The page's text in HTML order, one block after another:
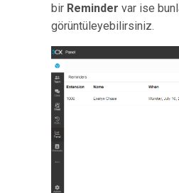
bir Reminder var ise
görüntüleyebilirsiniz.